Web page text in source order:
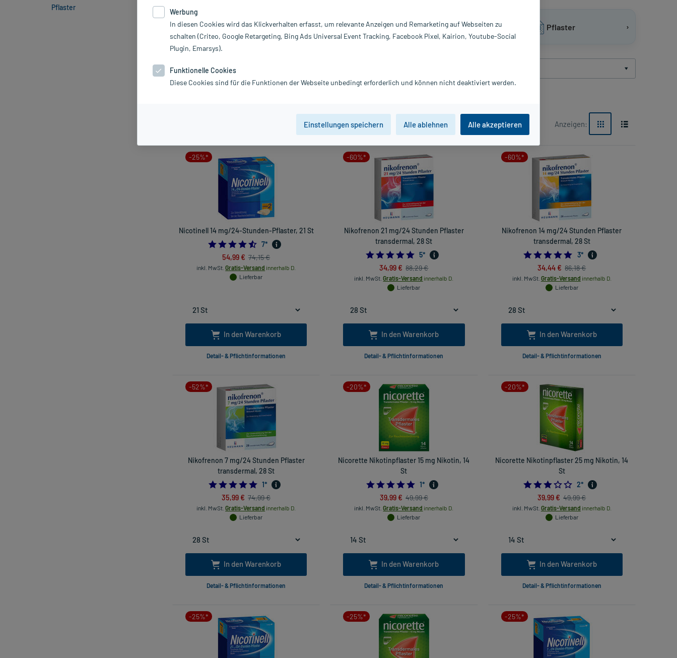
Pflaster
Inhaler › Kaugummis › Lutschtabletten Pflaster ›
Marke
Produkte pro Seite: 24 Anzeigen:
-25%*
Nicotinell 14 mg/24-Stunden-Pflaster, 21 St
4.571428571428571
7*
54,99 € 74,15 €
inkl. MwSt. Gratis-Versand innerhalb D.
Lieferbar
In den Warenkorb
Detail- & Pflichtinformationen
-60%*
Nikofrenon 21 mg/24 Stunden Pflaster
transdermal, 28 St
5.0
5*
34,99 € 88,29 €
inkl. MwSt. Gratis-Versand innerhalb D.
Lieferbar
In den Warenkorb
Detail- & Pflichtinformationen
-60%*
Nikofrenon 14 mg/24 Stunden Pflaster
transdermal, 28 St
5.0
3*
34,44 € 86,18 €
inkl. MwSt. Gratis-Versand innerhalb D.
Lieferbar
In den Warenkorb
Detail- & Pflichtinformationen
-52%*
Nikofrenon 7 mg/24 Stunden Pflaster
transdermal, 28 St
5.0
1*
35,99 € 74,99 €
inkl. MwSt. Gratis-Versand innerhalb D.
Lieferbar
In den Warenkorb
Detail- & Pflichtinformationen
-20%*
Nicorette Nikotinpflaster 15 mg Nikotin, 14
St
5.0
1*
39,99 € 49,99 €
inkl. MwSt. Gratis-Versand innerhalb D.
Lieferbar
In den Warenkorb
Detail- & Pflichtinformationen
-20%*
Nicorette Nikotinpflaster 25 mg Nikotin, 14
St
3.0
2*
39,99 € 49,99 €
inkl. MwSt. Gratis-Versand innerhalb D.
Lieferbar
In den Warenkorb
Detail- & Pflichtinformationen
-25%* -25%* -25%*
Werbung
In diesen Cookies wird das Klickverhalten erfasst, um relevante Anzeigen und Remarketing auf Webseiten zu
schalten (Criteo, Google Retargeting, Bing Ads Universal Event Tracking, Facebook Pixel, Kairion, Youtube-Social
Plugin, Emarsys).
Funktionelle Cookies
Diese Cookies sind für die Funktionen der Webseite unbedingt erforderlich und können nicht deaktiviert werden.
Einstellungen speichern Alle ablehnen Alle akzeptieren